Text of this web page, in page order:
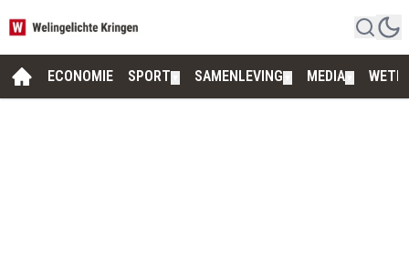
ECONOMIE SPORT SAMENLEVING MEDIA